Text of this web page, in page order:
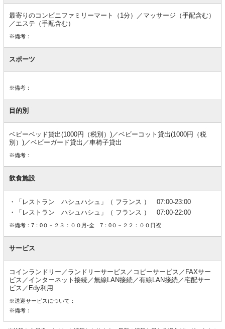
最寄りのコンビニファミリーマート（1分）／マッサージ（手配含む）
／エステ（手配含む）
※備考：
スポーツ
※備考：
目的別
ベビーベッド貸出(1000円（税別）)／ベビーコット貸出(1000円（税
別）)／ベビーガード貸出／車椅子貸出
※備考：
飲食施設
「レストラン ハシュハシュ」（ フランス ） 07:00-23:00
「レストラン ハシュハシュ」（ フランス ） 07:00-22:00
※備考：7：0０－２３：００月-金 7：0０－２２：００日祝
サービス
コインランドリー／ランドリーサービス／コピーサービス／FAXサー
ビス／インターネット接続／無線LAN接続／有線LAN接続／宅配サー
ビス／Edy利用
※送迎サービスについて：
※備考：